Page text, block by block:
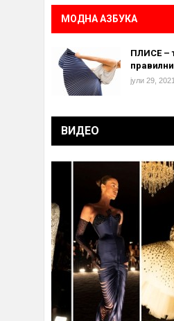
МОДНА АЗБУКА
ПЛИСЕ –
јули 29, 2021
ВИДЕО